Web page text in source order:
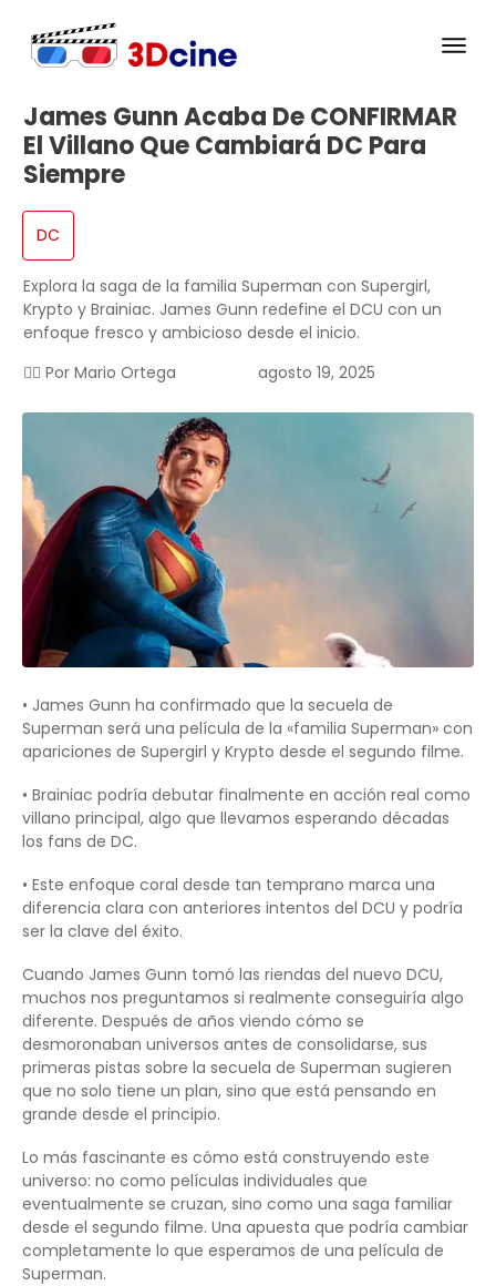
James Gunn Acaba De CONFIRMAR
El Villano Que Cambiará DC Para
Siempre
DC
Explora la saga de la familia Superman con Supergirl,
Krypto y Brainiac. James Gunn redefine el DCU con un
enfoque fresco y ambicioso desde el inicio.
✍🏻 Por Mario Ortega agosto 19, 2025
• James Gunn ha confirmado que la secuela de
Superman será una película de la «familia Superman» con
apariciones de Supergirl y Krypto desde el segundo filme.
• Brainiac podría debutar finalmente en acción real como
villano principal, algo que llevamos esperando décadas
los fans de DC.
• Este enfoque coral desde tan temprano marca una
diferencia clara con anteriores intentos del DCU y podría
ser la clave del éxito.
Cuando James Gunn tomó las riendas del nuevo DCU,
muchos nos preguntamos si realmente conseguiría algo
diferente. Después de años viendo cómo se
desmoronaban universos antes de consolidarse, sus
primeras pistas sobre la secuela de Superman sugieren
que no solo tiene un plan, sino que está pensando en
grande desde el principio.
Lo más fascinante es cómo está construyendo este
universo: no como películas individuales que
eventualmente se cruzan, sino como una saga familiar
desde el segundo filme. Una apuesta que podría cambiar
completamente lo que esperamos de una película de
Superman.